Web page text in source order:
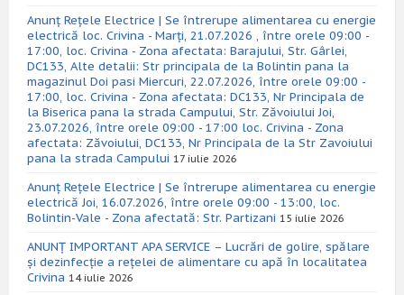
Anunț Rețele Electrice | Se întrerupe alimentarea cu energie
electrică loc. Crivina - Marți, 21.07.2026 , între orele 09:00 -
17:00, loc. Crivina - Zona afectata: Barajului, Str. Gârlei,
DC133, Alte detalii: Str principala de la Bolintin pana la
magazinul Doi pasi Miercuri, 22.07.2026, între orele 09:00 -
17:00, loc. Crivina - Zona afectata: DC133, Nr Principala de
la Biserica pana la strada Campului, Str. Zăvoiului Joi,
23.07.2026, între orele 09:00 - 17:00 loc. Crivina - Zona
afectata: Zăvoiului, DC133, Nr Principala de la Str Zavoiului
pana la strada Campului 17 iulie 2026
Anunț Rețele Electrice | Se întrerupe alimentarea cu energie
electrică Joi, 16.07.2026, între orele 09:00 - 13:00, loc.
Bolintin-Vale - Zona afectată: Str. Partizani 15 iulie 2026
ANUNȚ IMPORTANT APA SERVICE – Lucrări de golire, spălare
și dezinfecție a rețelei de alimentare cu apă în localitatea
Crivina 14 iulie 2026